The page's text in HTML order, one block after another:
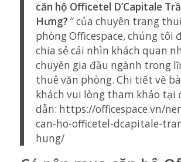
căn hộ Officetel D’Capitale
Hưng? ” của chuyên trang
phòng Officespace, chúng tôi
chia sẻ cái nhìn khách quan
chuyên gia đầu ngành trong
thuê văn phòng. Chi tiết về
khách vui lòng tham khảo tại
dẫn: https://officespace.vn/
can-ho-officetel-dcapitale-
hung/